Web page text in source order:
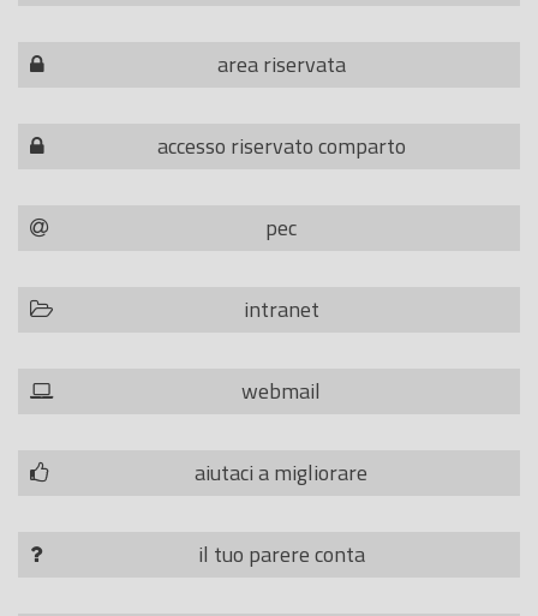
area riservata
accesso riservato comparto
pec
intranet
webmail
aiutaci a migliorare
il tuo parere conta